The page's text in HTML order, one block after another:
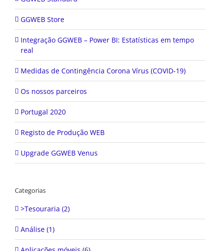
GGWEB Store
Integração GGWEB – Power BI: Estatísticas em tempo
real
Medidas de Contingência Corona Vírus (COVID-19)
Os nossos parceiros
Portugal 2020
Registo de Produção WEB
Upgrade GGWEB Venus
Categorias
>Tesouraria (2)
Análise (1)
Aplicações móveis (6)